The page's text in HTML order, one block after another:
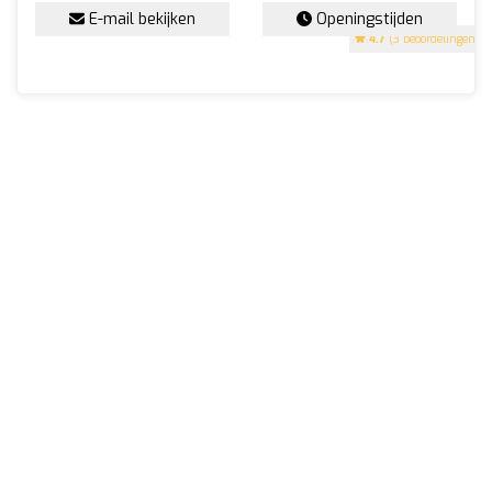
4.7 (3 beoordelingen)
E-mail bekijken Openingstijden